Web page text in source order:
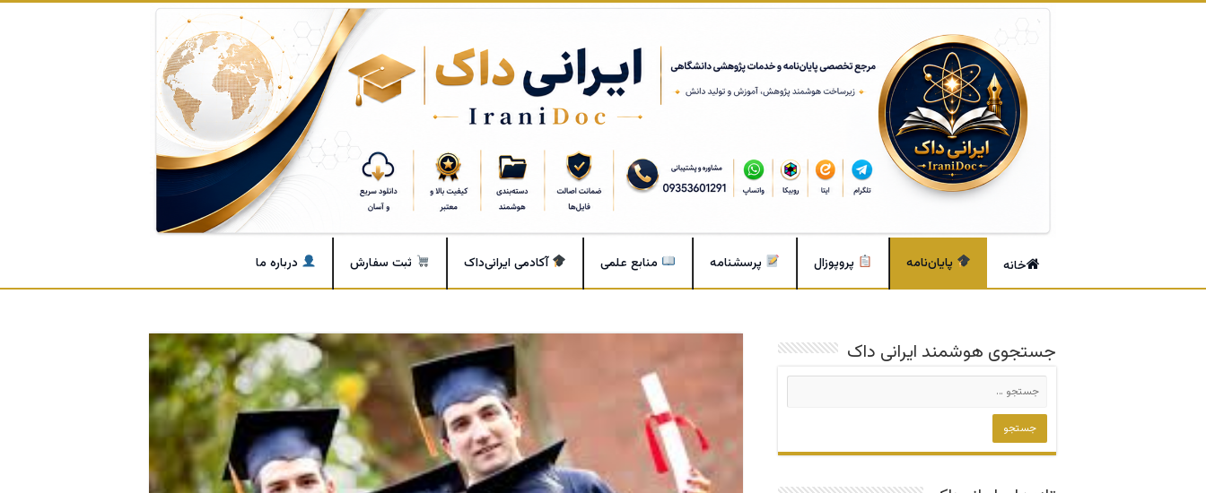
خانه پایان‌نامه پروپوزال پرسشنامه منابع علمی آکادمی ایرانی‌داک ثبت سفارش درباره ما
جستجوی هوشمند ایرانی داک